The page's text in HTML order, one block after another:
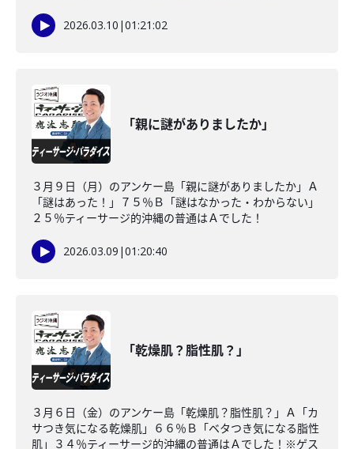
2026.03.10 |01:21:02
「親に謎がありましたか」
３月９日（月）のアンケー島「親に謎がありましたか」Ａ
「謎はあった！」７５％Ｂ「謎はなかった・わからない」
２５％ティーサージ的沖縄の普通はＡでした！
2026.03.09 |01:20:40
「乾燥肌？脂性肌？」
３月６日（金）のアンケー島「乾燥肌？脂性肌？」Ａ「カ
サつき気になる乾燥肌」６６％Ｂ「ベタつき気になる脂性
肌」３４％ティーサージ的沖縄の普通はＡでした！※ゲス